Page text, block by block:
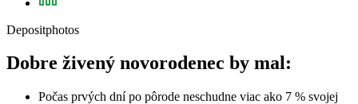
Depositphotos
Dobre živený novorodenec by mal:
Počas prvých dní po pôrode neschudne viac ako 7 % svojej